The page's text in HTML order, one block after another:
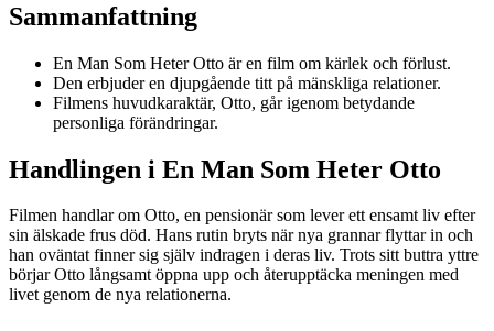
Sammanfattning
En Man Som Heter Otto är en film om kärlek och förlust.
Den erbjuder en djupgående titt på mänskliga relationer.
Filmens huvudkaraktär, Otto, går igenom betydande
personliga förändringar.
Handlingen i En Man Som Heter Otto
Filmen handlar om Otto, en pensionär som lever ett ensamt liv efter
sin älskade frus död. Hans rutin bryts när nya grannar flyttar in och
han oväntat finner sig själv indragen i deras liv. Trots sitt buttra yttre
börjar Otto långsamt öppna upp och återupptäcka meningen med
livet genom de nya relationerna.